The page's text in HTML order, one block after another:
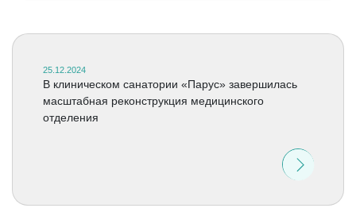
25.12.2024
В клиническом санатории «Парус» завершилась
масштабная реконструкция медицинского
отделения